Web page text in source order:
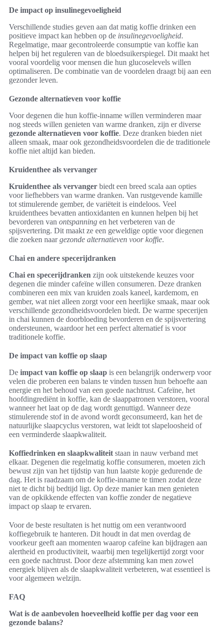
De impact op insulinegevoeligheid
Verschillende studies geven aan dat matig koffie drinken een
positieve impact kan hebben op de insulinegevoeligheid.
Regelmatige, maar gecontroleerde consumptie van koffie kan
helpen bij het reguleren van de bloedsuikerspiegel. Dit maakt het
vooral voordelig voor mensen die hun glucoselevels willen
optimaliseren. De combinatie van de voordelen draagt bij aan een
gezonder leven.
Gezonde alternatieven voor koffie
Voor degenen die hun koffie-inname willen verminderen maar
nog steeds willen genieten van warme dranken, zijn er diverse
gezonde alternatieven voor koffie. Deze dranken bieden niet
alleen smaak, maar ook gezondheidsvoordelen die de traditionele
koffie niet altijd kan bieden.
Kruidenthee als vervanger
Kruidenthee als vervanger biedt een breed scala aan opties
voor liefhebbers van warme dranken. Van rustgevende kamille
tot stimulerende gember, de variëteit is eindeloos. Veel
kruidenthees bevatten antioxidanten en kunnen helpen bij het
bevorderen van ontspanning en het verbeteren van de
spijsvertering. Dit maakt ze een geweldige optie voor diegenen
die zoeken naargezonde alternatieven voor koffie.
Chai en andere specerijdranken
Chai en specerijdranken zijn ook uitstekende keuzes voor
degenen die minder cafeïne willen consumeren. Deze dranken
combineren een mix van kruiden zoals kaneel, kardemom, en
gember, wat niet alleen zorgt voor een heerlijke smaak, maar ook
verschillende gezondheidsvoordelen biedt. De warme specerijen
in chai kunnen de doorbloeding bevorderen en de spijsvertering
ondersteunen, waardoor het een perfect alternatief is voor
traditionele koffie.
De impact van koffie op slaap
De impact van koffie op slaap is een belangrijk onderwerp voor
velen die proberen een balans te vinden tussen hun behoefte aan
energie en het behoud van een goede nachtrust. Cafeïne, het
hoofdingrediënt in koffie, kan de slaappatronen verstoren, vooral
wanneer het laat op de dag wordt genuttigd. Wanneer deze
stimulerende stof in de avond wordt geconsumeerd, kan het de
natuurlijke slaapcyclus verstoren, wat leidt tot slapeloosheid of
een verminderde slaapkwaliteit.
Koffiedrinken en slaapkwaliteit staan in nauw verband met
elkaar. Degenen die regelmatig koffie consumeren, moeten zich
bewust zijn van het tijdstip van hun laatste kopje gedurende de
dag. Het is raadzaam om de koffie-inname te timen zodat deze
niet te dicht bij bedtijd ligt. Op deze manier kan men genieten
van de opkikkende effecten van koffie zonder de negatieve
impact op slaap te ervaren.
Voor de beste resultaten is het nuttig om een verantwoord
koffiegebruik te hanteren. Dit houdt in dat men overdag de
voorkeur geeft aan momenten waarop cafeïne kan bijdragen aan
alertheid en productiviteit, waarbij men tegelijkertijd zorgt voor
een goede nachtrust. Door deze afstemming kan men zowel
energiek blijven als de slaapkwaliteit verbeteren, wat essentieel is
voor algemeen welzijn.
FAQ
Wat is de aanbevolen hoeveelheid koffie per dag voor een
gezonde balans?